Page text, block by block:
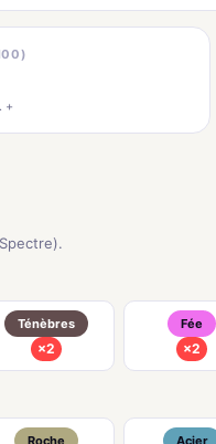
+
Ténèbres
×2
Fée
×2
Roche Acier